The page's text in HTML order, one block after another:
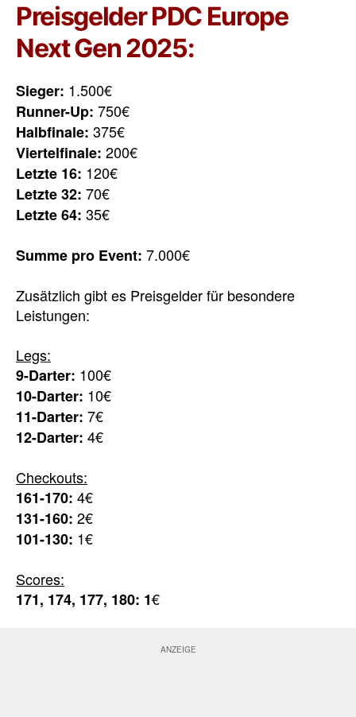
Preisgelder PDC Europe
Next Gen 2025:
Sieger: 1.500€
Runner-Up: 750€
Halbfinale: 375€
Viertelfinale: 200€
Letzte 16: 120€
Letzte 32: 70€
Letzte 64: 35€
Summe pro Event: 7.000€
Zusätzlich gibt es Preisgelder für besondere
Leistungen:
Legs:
9-Darter: 100€
10-Darter: 10€
11-Darter: 7€
12-Darter: 4€
Checkouts:
161-170: 4€
131-160: 2€
101-130: 1€
Scores:
171, 174, 177, 180: 1€